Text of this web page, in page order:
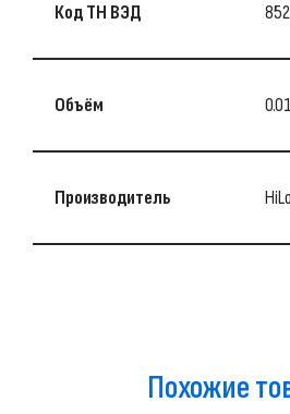
Код ТН ВЭД
Объём
Производитель
Похожие